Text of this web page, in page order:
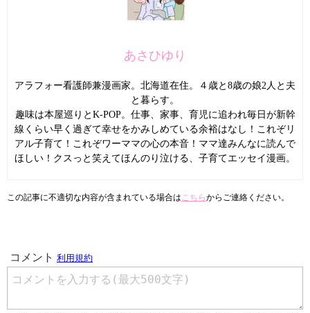
あさひゆり
アラフォー看護師兼漫画家。北海道在住。４歳と8歳の娘2人と夫
と暮らす。
趣味は本屋巡りとK-POP。仕事、家事、育児に追われ毎日が新幹
線くらい早く過ぎて幸せをかみしめている余裕はなし！これぞリ
アル子育て！これぞワーママの心の本音！ママ達みんなに読んで
ほしい！クスっと笑えてほんのり泣ける、子育てエッセイ漫画。
この記事に不適切な内容が含まれている場合はこちらからご連絡ください。